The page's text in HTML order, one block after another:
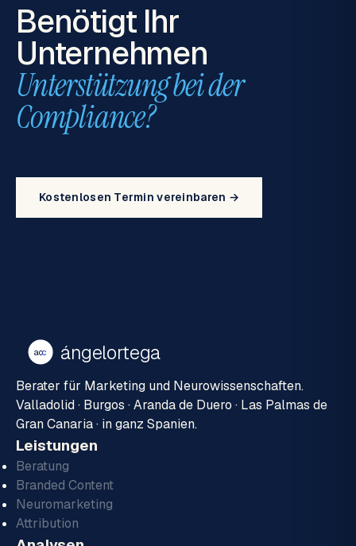
Benötigt Ihr
Unternehmen
Unterstützung bei der
Compliance?
Kostenlosen Termin vereinbaren →
aoc ángelortega
Berater für Marketing und Neurowissenschaften.
Valladolid · Burgos · Aranda de Duero · Las Palmas de
Gran Canaria · in ganz Spanien.
Leistungen
Beratung
Branded Content
Neuromarketing
Attribution